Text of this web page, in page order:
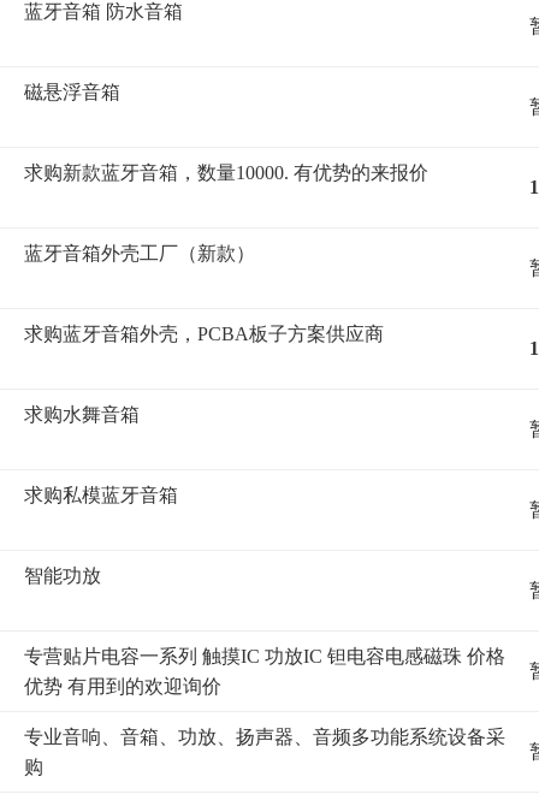
蓝牙音箱 防水音箱
磁悬浮音箱
求购新款蓝牙音箱，数量10000. 有优势的来报价
1
蓝牙音箱外壳工厂（新款）
求购蓝牙音箱外壳，PCBA板子方案供应商
1
求购水舞音箱
求购私模蓝牙音箱
智能功放
专营贴片电容一系列 触摸IC 功放IC 钽电容电感磁珠 价格
优势 有用到的欢迎询价
专业音响、音箱、功放、扬声器、音频多功能系统设备采
购